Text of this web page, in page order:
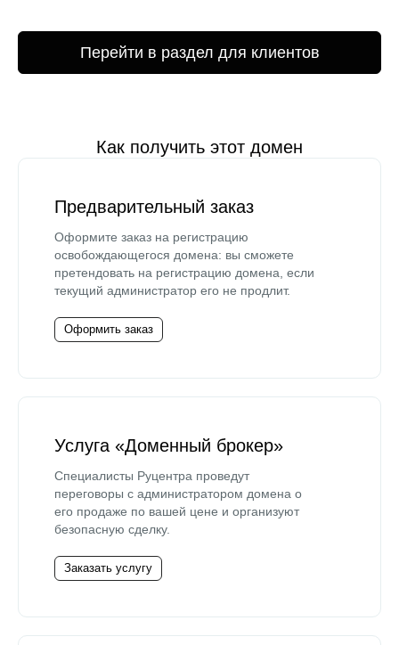
Перейти в раздел для клиентов
Как получить этот домен
Предварительный заказ
Оформите заказ на регистрацию
освобождающегося домена: вы сможете
претендовать на регистрацию домена, если
текущий администратор его не продлит.
Оформить заказ
Услуга «Доменный брокер»
Специалисты Руцентра проведут
переговоры с администратором домена о
его продаже по вашей цене и организуют
безопасную сделку.
Заказать услугу